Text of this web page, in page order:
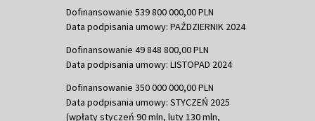
Dofinansowanie 539 800 000,00 PLN
Data podpisania umowy: PAŹDZIERNIK 2024
Dofinansowanie 49 848 800,00 PLN
Data podpisania umowy: LISTOPAD 2024
Dofinansowanie 350 000 000,00 PLN
Data podpisania umowy: STYCZEŃ 2025
(wpłaty styczeń 90 mln, luty 130 mln,